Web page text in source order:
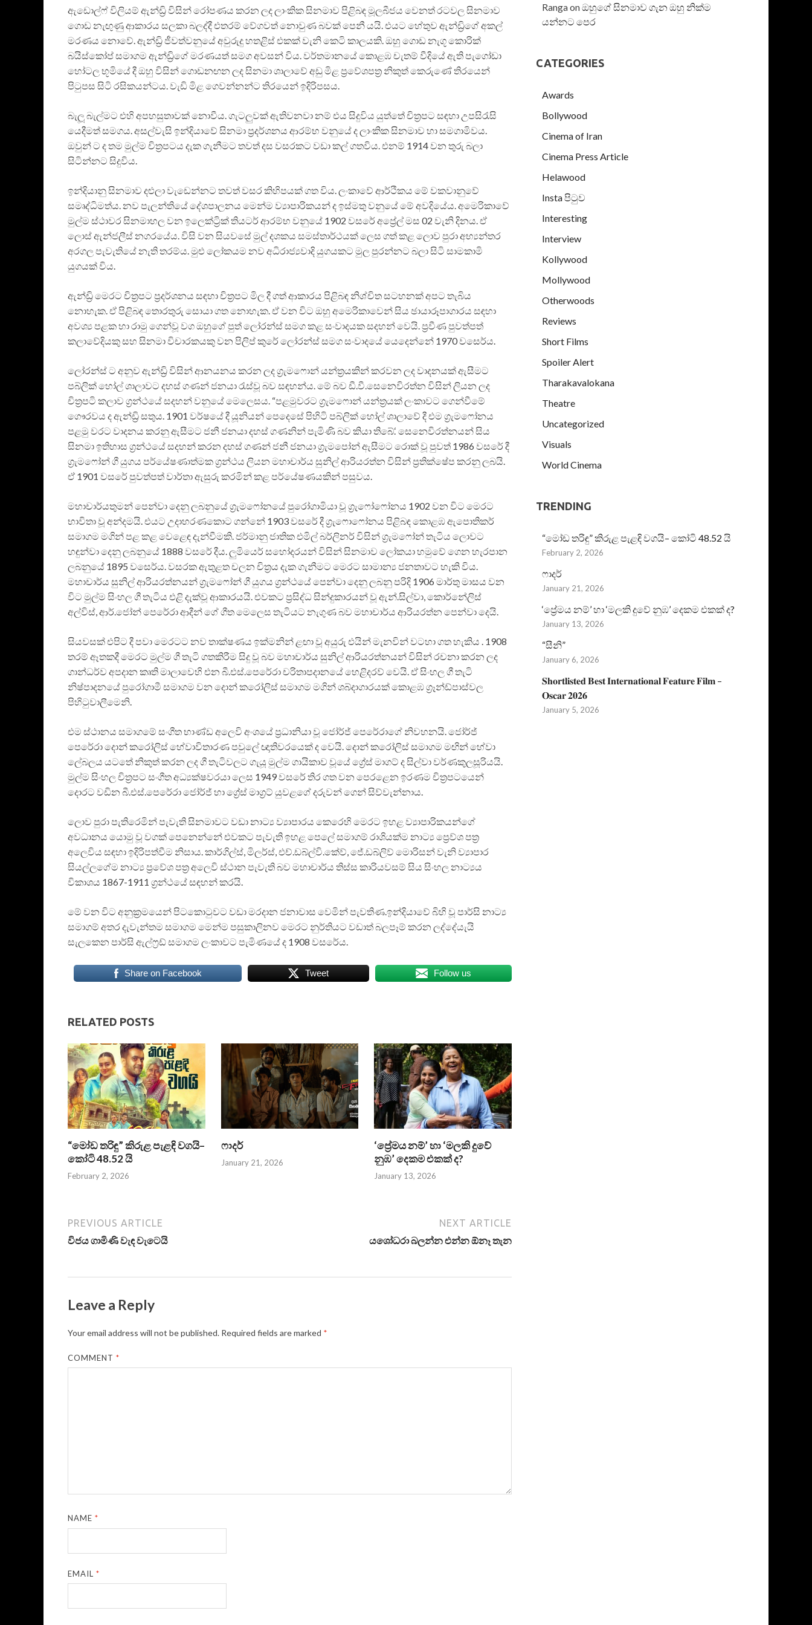
ඇඩොල්ෆ් විලියම් ඇන්ඩ්‍රි විසින් රෝපණය කරන ලද ලාංකික සිනමාව පිළිබඳ මූලබීජය වෙනත් රටවල සිනමාව
ගොඩ නැඟුණු ආකාරය සලකා බලද්දී එතරම් වේගවත් නොවුණ බවක් පෙනී යයි. එයට හේතුව ඇන්ඩ්‍රිගේ අකල්
මරණය නොවේ. ඇන්ඩ්‍රි ජීවත්වනුයේ අවුරුදු හතළිස් එකක් වැනි කෙටි කාලයකි. ඔහු ගොඩ නැගූ කොරික්
බයිස්කෝප් සමාගම ඇන්ඩ්‍රිගේ මරණයත් සමග අවසන් විය. වර්තමානයේ කොළඹ චැතම් වීදියේ ඇති පැගෝඩා
හෝටල භූමියේ දී ඔහු විසින් ගොඩනඟන ලද සිනමා ශාලාවේ අඩු මිළ ප්‍රවේශපත්‍ර නිකුත් කෙරුණේ තිරයෙන්
පිටුපස සිටි රසිකයන්ටය. වැඩි මිළ ගෙවන්නන්ට තිරයෙන් ඉදිරිපසය.
බැලූ බැල්මට එහි අපහසුතාවක් නොවීය. ගැටලුවක් ඇතිවනවා නම් එය සිදුවිය යුත්තේ චිත්‍රපට සඳහා උපසිරැසි
යෙදීමත් සමගය. අසල්වැසි ඉන්දියාවේ සිනමා ප්‍රදර්ශනය ආරම්භ වනුයේ ද ලාංකික සිනමාව හා සමගාමිවය.
ඔවුන් ට ද තම මුල්ම චිත්‍රපටය දැක ගැනීමට තවත් දස වසරකට වඩා කල් ගතවිය. එනම් 1914 වන තුරු බලා
සිටින්නට සිදුවිය.
ඉන්දියානු සිනමාව දළුලා වැඩෙන්නට තවත් වසර කිහිපයක් ගත විය. ලංකාවේ ආර්ථිකය මේ වකවානුවේ
සමෘද්ධිමත්ය. නව පැලන්තියේ දේශපාලනය මෙන්ම ව්‍යාපාරිකයන් ද ඉස්මතු වනුයේ මේ අවදියේය. අමෙරිකාවේ
මුල්ම ස්ථාවර සිනමාහල වන ඉලෙක්ට්‍රික් තියටර් ආරම්භ වනුයේ 1902 වසරේ අප්‍රේල් මස 02 වැනි දිනය. ඒ
ලොස් ඇන්ජලීස් නගරයේය. විසි වන සියවසේ මුල් දශකය සමස්තාර්ථයක් ලෙස ගත් කළ ලොව පුරා අභ්‍යන්තර
අරගල පැවැතියේ නැති තරම්ය. මුළු ලෝකයම නව අධිරාජ්‍යවාදි යුගයකට මුල පුරන්නට බලා සිටි සාමකාමි
යුගයක් විය.
ඇන්ඩ්‍රි මෙරට චිත්‍රපට ප්‍රදර්ශනය සඳහා චිත්‍රපට මිල දී ගත් ආකාරය පිළිබඳ නිශ්චිත සටහනක් අපට තැබිය
නොහැක. ඒ පිළිබඳ තොරතුරු සොයා ගත නොහැක. ඒ වන විට ඔහු අමෙරිකාවෙන් සිය ඡායාරූපාගාරය සඳහා
අවශ්‍ය පළක හා රාමු ගෙන්වූ වග ඔහුගේ පුත් ලෝරන්ස් සමග කළ සංවාදයක සදහන් වෙයි. ප්‍රවීණ පුවත්පත්
කලාවේදියකු සහ සිනමා විචාරකයකු වන පිලිප් කුරේ ලෝරන්ස් සමග සංවාදයේ යෙදෙන්නේ 1970 වසෙර්ය.
ලෝරන්ස් ට අනුව ඇන්ඩ්‍රි විසින් ආනයනය කරන ලද ග්‍රැමෆොන් යන්ත්‍රයකින් කරවන ලද වාදනයක් ඇසීමට
පබ්ලික් හෝල් ශාලාවට දහස් ගණන් ජනයා රැස්වූ බව සඳහන්ය. මේ බව ඩී.වී.සෙනෙවිරත්න විසින් ලියන ලද
චිත්‍රපටි කලාව ග්‍රන්ථයේ සදහන් වනුයේ මෙලෙසය. “පළමුවරට ග්‍රැමෆොන් යන්ත්‍රයක් ලංකාවට ගෙන්වීමේ
ගෞරවය ද ඇන්ඩ්‍රි සතුය. 1901 වර්ෂයේ දී යූනියන් පෙදෙසේ පිහිටි පබ්ලික් හෝල් ශාලාවේ දී එම ග්‍රැමෆෝනය
පළමු වරට වාදනය කරනු ඇසීමට ජනී ජනයා දහස් ගණනින් පැමිණි බව කියා තිබේ.‘ සෙනෙවිරත්නයන් සිය
සිනමා ඉතිහාස ග්‍රන්ථයේ සදහන් කරන දහස් ගණන් ජනී ජනයා ග්‍රැමපෝන් ඇසීමට රොක් වූ පුවත් 1986 වසරේ දී
ග්‍රැමෆෝන් ගී යුගය පර්යේෂණාත්මක ග්‍රන්ථය ලියන මහාචාර්ය සුනිල් ආරියරත්න විසින් ප්‍රතික්ෂේප කරනු ලබයි.
ඒ 1901 වසරේ පුවත්පත් වාර්තා ඇසුරු කරමින් කළ පර්යේෂණයකින් පසුවය.
මහාචාර්යතුමන් පෙන්වා දෙනු ලබනුයේ ග්‍රැමෆෝනයේ පුරෝගාමියා වූ ග්‍රැෆෝෆෝනය 1902 වන විට මෙරට
භාවිතා වූ අන්දමයි. එයට උදාහරණකොට ගන්නේ 1903 වසරේ දී ග්‍රැෆොෆෝනය පිළිබඳ කොළඹ ඇපොතිකර්
සමාගම මගින් පළ කළ වෙළෙඳ දැන්වීමකි. ජර්මානු ජාතික එමිල් බර්ලිනර් විසින් ග්‍රැමෆෝන් තැටිය ලොවට
හඳුන්වා දෙනු ලබනුයේ 1888 වසරේ දීය. ලුමියෙර් සහෝදරයන් විසින් සිනමාව ලෝකයා හමුවේ ගෙන හැරපාන
ලබනුයේ 1895 වසෙර්ය. වසරක ඇතුළත චලන චිත්‍රය දැක ගැනීමට මෙරට සාමාන්‍ය ජනතාවට හැකි විය.
මහාචාර්ය සුනිල් ආරියරත්නයන් ග්‍රැමෆෝන් ගී යුගය ග්‍රන්ථයේ පෙන්වා දෙනු ලබනු පරිදි 1906 මාර්තු මාසය වන
විට මුල්ම සිංහල ගී තැටිය එළි දැක්වූ ආකාරයයි. එවකට ප්‍රසිද්ධ සින්දුකාරයන් වූ ඇන්.සිල්වා, කොර්නේලිස්
අල්විස්, ආර්.ජෝන් පෙරේරා ආදීන් ගේ ගීත මෙලෙස තැටියට නැගුණ බව මහාචාර්ය ආරියරත්න පෙන්වා දෙයි.
සියවසක් එපිට දී පවා මෙරටට නව තාක්ෂණය ඉක්මනින් ළඟා වූ අයුරු එයින් මැනවින් වටහා ගත හැකිය . 1908
තරම් ඈතකදී මෙරට මුල්ම ගී තැටි ගතකිරීම සිදු වූ බව මහාචාර්ය සුනිල් ආරියරත්නයන් විසින් රචනා කරන ලද
ගාන්ධර්ව අපදාන කෘති මාලාවෙහි එන බී.එස්.පෙරේරා චරිතාපදානයේ හෙළිදරව් වෙයි. ඒ සිංහල ගී තැටි
නිෂ්පාදනයේ පුරෝගාමී සමාගම වන දොන් කරෝලිස් සමාගම මගින් ශබ්දාගාරයක් කොළඹ ග්‍රෑන්ඩ්පාස්වල
පිහිටුවාලීමෙනි.
එම ස්ථානය සමාගමේ සංගීත භාණ්ඩ අලෙවි අංශයේ ප්‍රධානියා වූ ජෝර්ජ් පෙරේරාගේ නිවහනයි. ජෝර්ජ්
පෙරේරා දොන් කරෝලිස් හේවාවිතාරණ පවුලේ ඥාතිවරයෙක් ද වෙයි. දොන් කරෝලිස් සමාගම මඟින් හේවා
ලේබලය යටතේ නිකුත් කරන ලද ගී තැටිවලට ගැයූ මුල්ම ගායිකාව වූයේ ග්‍රේස් මාගට් ද සිල්වා වර්ණකුලසූරියයි.
මුල්ම සිංහල චිත්‍රපට සංගීත අධ්‍යක්ෂවරයා ලෙස 1949 වසරේ තිර ගත වන පෙරළෙන ඉරණම චිත්‍රපටයෙන්
දොරට වඩින බී.එස්.පෙරේරා ජෝර්ජ් හා ග්‍රේස් මාග්‍රට් යුවළගේ දරුවන් ගෙන් සිව්වැන්නාය.
ලොව පුරා පැතිරෙමින් පැවැති සිනමාවට වඩා නාට්‍ය ව්‍යාපාරය කෙරෙහි මෙරට ඉහළ ව්‍යාපාරිකයන්ගේ
අවධානය යොමු වූ වගක් පෙනෙන්නේ එවකට පැවැති ඉහළ පෙලේ සමාගම් රාශියක්ම නාට්‍ය ප්‍රෙව්ශ පත්‍ර
අලෙවිය සඳහා ඉදිරිපත්වීම නිසාය. කාර්ගිල්ස්, මිලර්ස්, එච්.ඩබ්ල්වි.කේව්, ජේ.ඩබ්ලිව් මොරිසන් වැනි ව්‍යාපාර
සියල්ලගේම නාට්‍ය ප්‍රවේශ පත්‍ර අලෙවි ස්ථාන පැවැති බව මහාචාර්ය තිස්ස කාරියවසම් සිය සිංහල නාට්‍යය
විකාශය 1867-1911 ග්‍රන්ථයේ සඳහන් කරයි.
මේ වන විට අනුක්‍රමයෙන් පිටකොටුවට වඩා මරදාන ජනාවාස වෙමින් පැවතිණ.ඉන්දියාවේ බිහි වූ පාර්සි නාට්‍ය
සමාගම් අතර දැවැන්තම සමාගම මෙන්ම පසුකාලිනව මෙරට නුර්තියට වඩාත් බලපෑම් කරන ලද්දේයැයි
සැලකෙන පාර්සි ඇල්ෆ්‍රඩ් සමාගම ලංකාවට පැමිණයේ ද 1908 වසරේය.
Share on Facebook Tweet Follow us
RELATED POSTS
“මෝඩ තරිඳු” කිරුළ පැළඳි වගයි–
කෝටි 48.52 යි
February 2, 2026
ෆාදර්
January 21, 2026
‘ප්‍රේමය නම්’ හා ‘මලකි දුවේ
නුඹ’ දෙකම එකක් ද?
January 13, 2026
PREVIOUS ARTICLE
විජය ගාමිණි වැඳ වැටෙයි
NEXT ARTICLE
යශෝධරා බලන්න එන්න ඕනෑ තැන
Leave a Reply
Your email address will not be published. Required fields are marked *
COMMENT*
NAME*
EMAIL*
Rangaonඔහුගේ සිනමාව ගැන ඔහු නික්ම
යන්නට පෙර
CATEGORIES
Awards
Bollywood
Cinema of Iran
Cinema Press Article
Helawood
Insta පිටුව
Interesting
Interview
Kollywood
Mollywood
Otherwoods
Reviews
Short Films
Spoiler Alert
Tharakavalokana
Theatre
Uncategorized
Visuals
World Cinema
TRENDING
“මෝඩ තරිඳු” කිරුළ පැළඳි වගයි– කෝටි 48.52 යි
February 2, 2026
ෆාදර්
January 21, 2026
‘ප්‍රේමය නම්’ හා ‘මලකි දුවේ නුඹ’ දෙකම එකක් ද?
January 13, 2026
“සීනි”
January 6, 2026
𝐒𝐡𝐨𝐫𝐭𝐥𝐢𝐬𝐭𝐞𝐝 𝐁𝐞𝐬𝐭 𝐈𝐧𝐭𝐞𝐫𝐧𝐚𝐭𝐢𝐨𝐧𝐚𝐥 𝐅𝐞𝐚𝐭𝐮𝐫𝐞 𝐅𝐢𝐥𝐦 –
𝐎𝐬𝐜𝐚𝐫 𝟐𝟎𝟐𝟔
January 5, 2026